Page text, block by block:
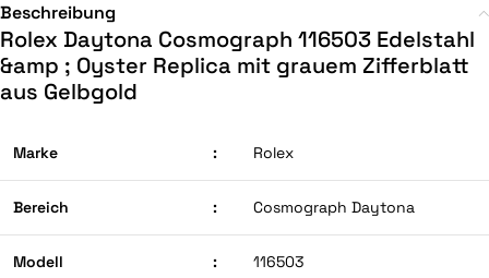
Beschreibung
Rolex Daytona Cosmograph 116503 Edelstahl
&amp ; Oyster Replica mit grauem Zifferblatt
aus Gelbgold
Marke : Rolex
Bereich : Cosmograph Daytona
Modell : 116503